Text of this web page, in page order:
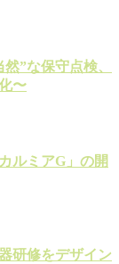
”な保守点検、
〜
ルミアG」の開
研修をデザイン